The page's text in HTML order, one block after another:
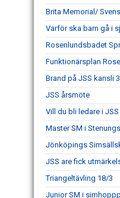
Brita Memorial/
Varför ska barn gå i
Rosenlundsbadet
Funktionärsplan
Brand på JSS kansli
JSS årsmöte
Vill du bli ledare i JSS
Master SM i
Jönköpings
JSS are fick
Triangeltävling 18/3
Junior SM i simhoppp